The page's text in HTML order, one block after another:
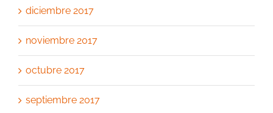
diciembre 2017
noviembre 2017
octubre 2017
septiembre 2017